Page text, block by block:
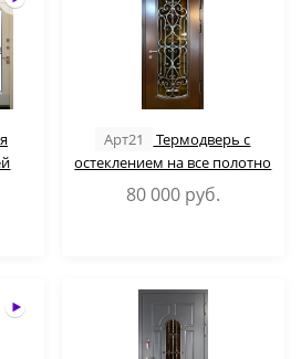
Арт21
Термодверь с
остеклением на все полотно
80 000 руб.